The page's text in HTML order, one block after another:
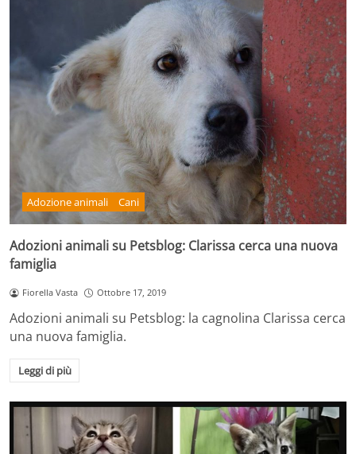
Adozione animali Cani
Adozioni animali su Petsblog: Clarissa cerca una nuova
famiglia
Fiorella Vasta Ottobre 17, 2019
Adozioni animali su Petsblog: la cagnolina Clarissa cerca
una nuova famiglia.
Leggi di più